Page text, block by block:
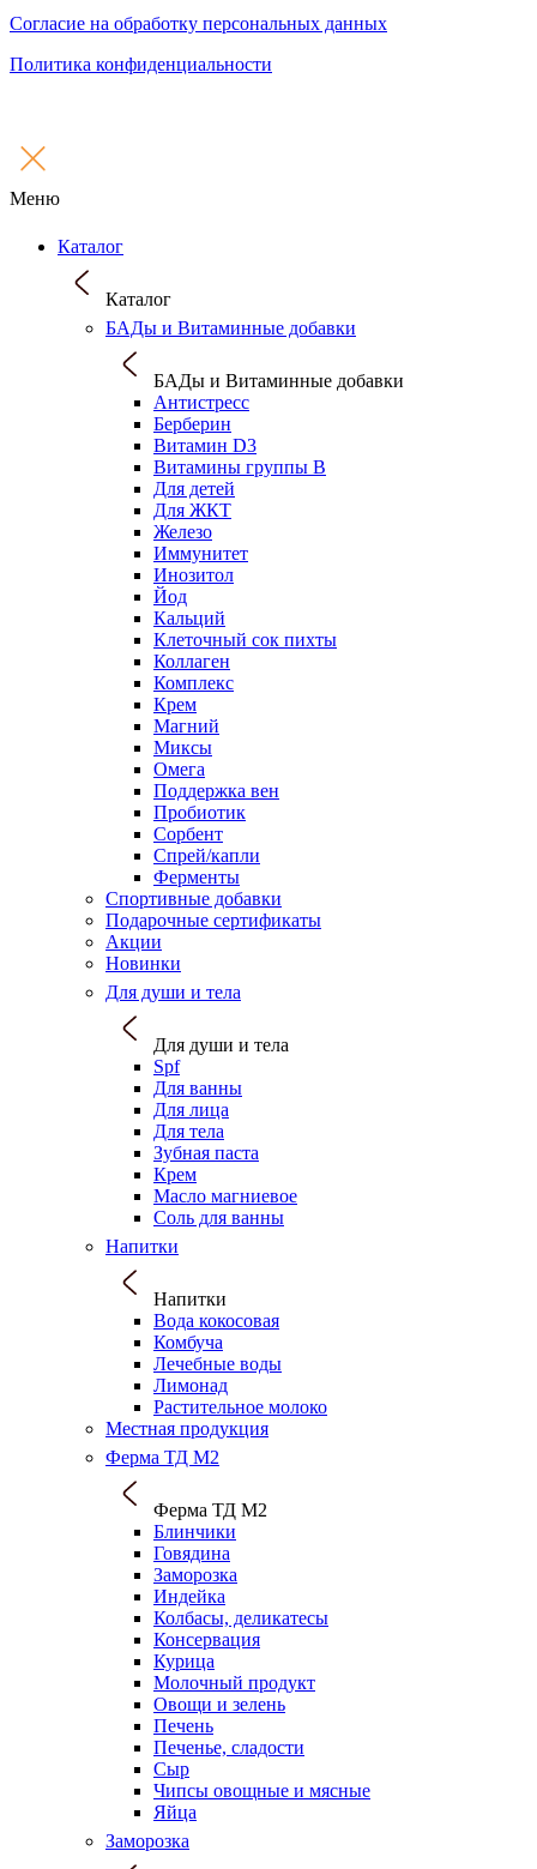
Согласие на обработку персональных данных
Политика конфиденциальности
Меню
Каталог
Каталог
БАДы и Витаминные добавки
БАДы и Витаминные добавки
Антистресс
Берберин
Витамин D3
Витамины группы B
Для детей
Для ЖКТ
Железо
Иммунитет
Инозитол
Йод
Кальций
Клеточный сок пихты
Коллаген
Комплекс
Крем
Магний
Миксы
Омега
Поддержка вен
Пробиотик
Сорбент
Спрей/капли
Ферменты
Спортивные добавки
Подарочные сертификаты
Акции
Новинки
Для души и тела
Для души и тела
Spf
Для ванны
Для лица
Для тела
Зубная паста
Крем
Масло магниевое
Соль для ванны
Напитки
Напитки
Вода кокосовая
Комбуча
Лечебные воды
Лимонад
Растительное молоко
Местная продукция
Ферма ТД М2
Ферма ТД М2
Блинчики
Говядина
Заморозка
Индейка
Колбасы, деликатесы
Консервация
Курица
Молочный продукт
Овощи и зелень
Печень
Печенье, сладости
Сыр
Чипсы овощные и мясные
Яйца
Заморозка